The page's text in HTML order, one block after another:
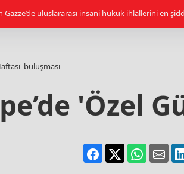
kültür-sanat dünyasında eserleriyle iz bıraktı
buluşması
'Özel